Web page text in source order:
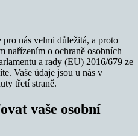
nás velmi důležitá, a proto
nařízením o ochraně osobních
a rady (EU) 2016/679 ze
Vaše údaje jsou u nás v
třetí straně.
vaše osobní